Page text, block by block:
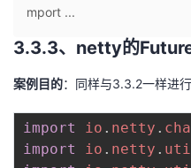
主
页
的
开
发
mport ...
3.3.3、netty的Future
案例目的：同样与3.3.2一样进行
import io . netty .
import
io . netty .